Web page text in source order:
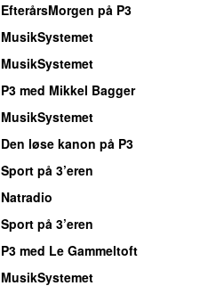
EfterårsMorgen på P3
MusikSystemet
MusikSystemet
P3 med Mikkel Bagger
MusikSystemet
Den løse kanon på P3
Sport på 3’eren
Natradio
Sport på 3’eren
P3 med Le Gammeltoft
MusikSystemet